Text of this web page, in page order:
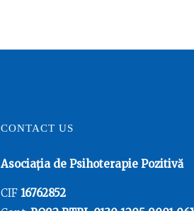
CONTACT US
Asociația de Psihoterapie Pozitivă
CIF 16762852